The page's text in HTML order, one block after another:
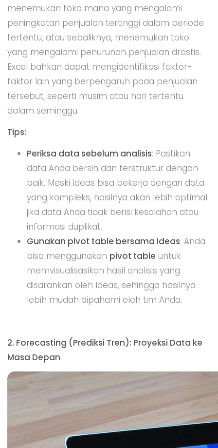
Tips:
Periksa data sebelum analisis: Pastikan
data Anda bersih dan terstruktur dengan
baik. Meski Ideas bisa bekerja dengan data
yang kompleks, hasilnya akan lebih optimal
jika data Anda tidak berisi kesalahan atau
informasi duplikat.
Gunakan pivot table bersama Ideas
disarankan oleh Ideas, sehingga hasilnya
lebih mudah dipahami oleh tim Anda.
2. Forecasting (Prediksi Tren): Proyeksi Data ke
Masa Depan
Prediksi adalah bagian integral dari analisis data,
terutama bagi perusahaan yang ingin membuat
perencanaan jangka panjang. FiturForecasting
di Excel menggunakan algoritma AI untuk